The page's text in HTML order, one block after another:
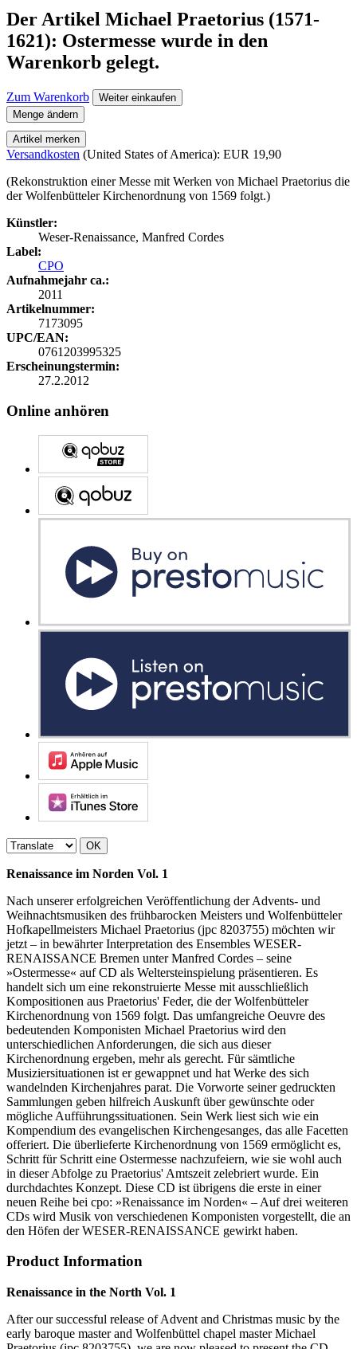
Der Artikel Michael Praetorius (1571-
1621): Ostermesse wurde in den
Warenkorb gelegt.
Zum Warenkorb
Weiter einkaufen
Menge ändern
Artikel merken
Versandkosten (United States of America): EUR 19,90
(Rekonstruktion einer Messe mit Werken von Michael Praetorius die
der Wolfenbütteler Kirchenordnung von 1569 folgt.)
Künstler:
Weser-Renaissance, Manfred Cordes
Label:
CPO
Aufnahmejahr ca.:
2011
Artikelnummer:
7173095
UPC/EAN:
0761203995325
Erscheinungstermin:
27.2.2012
Online anhören
OK
Renaissance im Norden Vol. 1
Nach unserer erfolgreichen Veröffentlichung der Advents- und
Weihnachtsmusiken des frühbarocken Meisters und Wolfenbütteler
Hofkapellmeisters Michael Praetorius (jpc 8203755) möchten wir
jetzt – in bewährter Interpretation des Ensembles WESER-
RENAISSANCE Bremen unter Manfred Cordes – seine
»Ostermesse« auf CD als Weltersteinspielung präsentieren. Es
handelt sich um eine rekonstruierte Messe mit ausschließlich
Kompositionen aus Praetorius' Feder, die der Wolfenbütteler
Kirchenordnung von 1569 folgt. Das umfangreiche Oeuvre des
bedeutenden Komponisten Michael Praetorius wird den
unterschiedlichen Anforderungen, die sich aus dieser
Kirchenordnung ergeben, mehr als gerecht. Für sämtliche
Musiziersituationen ist er gewappnet und hat Werke des sich
wandelnden Kirchenjahres parat. Die Vorworte seiner gedruckten
Sammlungen geben hilfreich Auskunft über gewünschte oder
mögliche Aufführungssituationen. Sein Werk liest sich wie ein
Kompendium des evangelischen Kirchengesanges, das alle Facetten
offeriert. Die überlieferte Kirchenordnung von 1569 ermöglicht es,
Schritt für Schritt eine Ostermesse nachzufeiern, wie sie wohl auch
in dieser Abfolge zu Praetorius' Amtszeit zelebriert wurde. Ein
durchdachtes Konzept. Diese CD ist übrigens die erste in einer
neuen Reihe bei cpo: »Renaissance im Norden« – Auf drei weiteren
CDs wird Musik von verschiedenen Komponisten vorgestellt, die an
den Höfen der WESER-RENAISSANCE gewirkt haben.
Product Information
Renaissance in the North Vol. 1
After our successful release of Advent and Christmas music by the
early baroque master and Wolfenbüttel chapel master Michael